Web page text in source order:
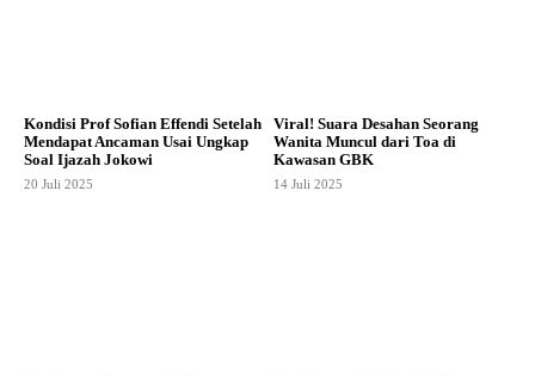
Kondisi Prof Sofian Effendi Setelah
Mendapat Ancaman Usai Ungkap
Soal Ijazah Jokowi
20 Juli 2025
Viral! Suara Desahan Seorang
Wanita Muncul dari Toa di
Kawasan GBK
14 Juli 2025